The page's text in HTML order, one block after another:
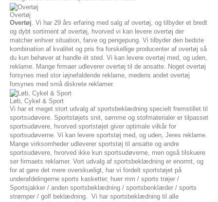
Overtøj
Overtøj . Vi har 29 års erfaring med salg af overtøj, og tilbyder et bredt
og dybt sortiment af overtøj, hvorved vi kan levere overtøj der
matcher enhver situation, farve og pengepung. Vi tilbyder den bedste
kombination af kvalitet og pris fra forskellige producenter af overtøj så
du kun behøver at handle ét sted. Vi kan levere overtøj med, og uden,
reklame. Mange firmaer udleverer overtøj til de ansatte. Noget overtøj
forsynes med stor iøjnefaldende reklame, medens andet overtøj
forsynes med små diskrete reklamer.
Løb, Cykel & Sport
Vi har et meget stort udvalg af sportsbeklædning specielt fremstillet til
sportsudøvere. Sportstøjets snit, sømme og stofmaterialer er tilpasset
sportsudøvere, hvorved sportstøjet giver optimale vilkår for
sportsudøverne. Vi kan levere sportstøj med, og uden, Jeres reklame.
Mange virksomheder udleverer sportstøj til ansatte og andre
sportsudøvere, hvorved ikke kun sportsudøverne, men også tilskuere
ser firmaets reklamer. Vort udvalg af sportsbeklædning er enormt, og
for at gøre det mere overskueligt, har vi fordelt sportstøjet på
underafdelingerne sports kasketter, huer mm / sports trøjer /
Sportsjakker / anden sportsbeklædning / sportsbenklæder / sports
strømper / golf beklædning. Vi har sportsbeklædning til alle